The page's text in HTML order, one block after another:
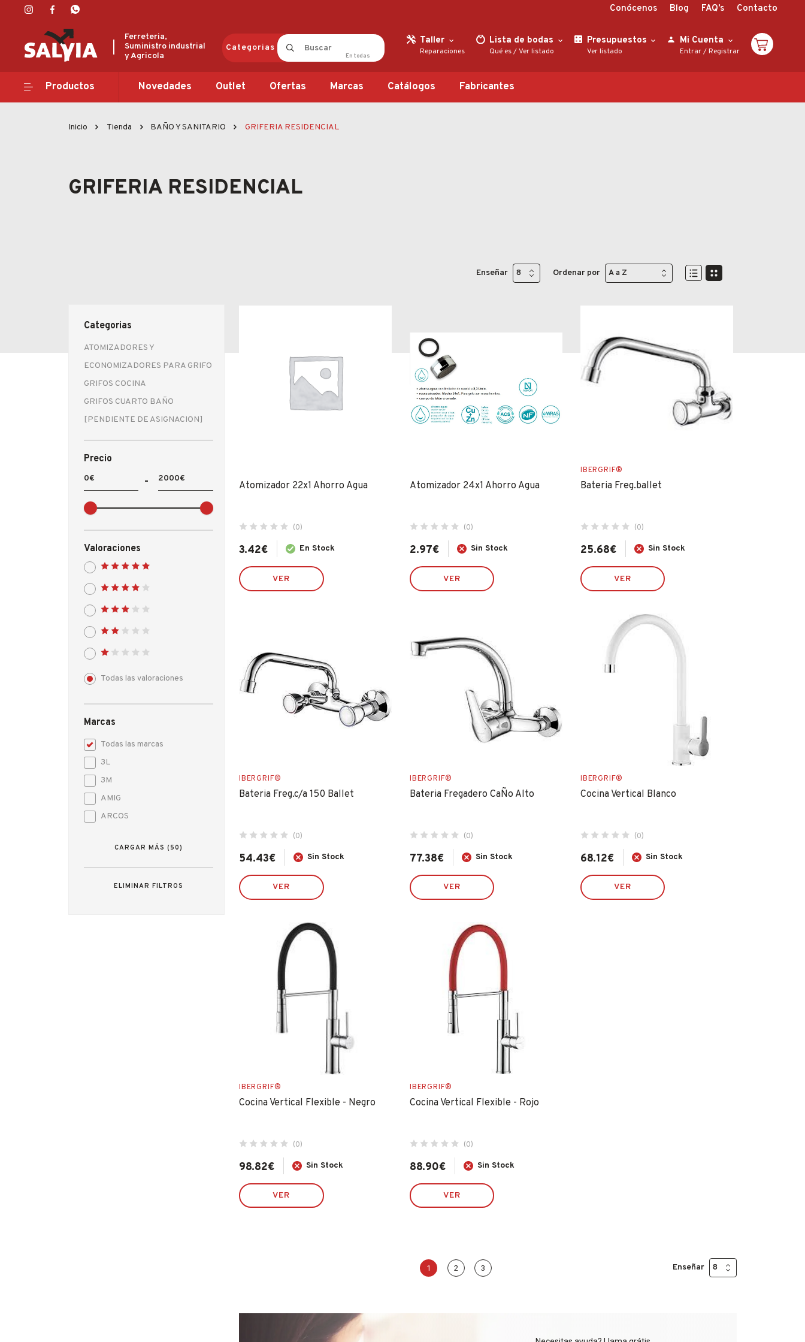
Conócenos Blog FAQ’s Contacto
Ferreteria,
Suministro industrial
y Agricola
Categorias
En todas
Taller
Reparaciones
Lista de bodas
Qué es/Ver listado
Presupuestos
Ver listado
Mi Cuenta
Entrar/Registrar
Productos
Novedades
Productos Novedades Outlet Ofertas Marcas Catálogos Fabricantes
Inicio Tienda BAÑO Y SANITARIO GRIFERIA RESIDENCIAL
GRIFERIA RESIDENCIAL
Enseñar Ordenar por
Categorias
ATOMIZADORES Y
ECONOMIZADORES PARA GRIFO
GRIFOS COCINA
GRIFOS CUARTO BAÑO
[PENDIENTE DE ASIGNACION]
Precio
Valoraciones
Todas las valoraciones
Marcas
Todas las marcas
3L
3M
AMIG
ARCOS
AZBE - YALE
BAHCO
BELLOTA
CARGAR MÁS (50)
ELIMINAR FILTROS
Atomizador 22x1 Ahorro Agua
(0)
3.42€ En Stock
VER
Atomizador 24x1 Ahorro Agua
(0)
2.97€ Sin Stock
VER
IBERGRIF®
Bateria Freg.ballet
(0)
25.68€ Sin Stock
VER
IBERGRIF®
Bateria Freg.c/a 150 Ballet
(0)
54.43€ Sin Stock
VER
IBERGRIF®
Bateria Fregadero CaÑo Alto
(0)
77.38€ Sin Stock
VER
IBERGRIF®
Cocina Vertical Blanco
(0)
68.12€ Sin Stock
VER
IBERGRIF®
Cocina Vertical Flexible - Negro
(0)
98.82€ Sin Stock
VER
IBERGRIF®
Cocina Vertical Flexible - Rojo
(0)
88.90€ Sin Stock
VER
1 2 3 Enseñar